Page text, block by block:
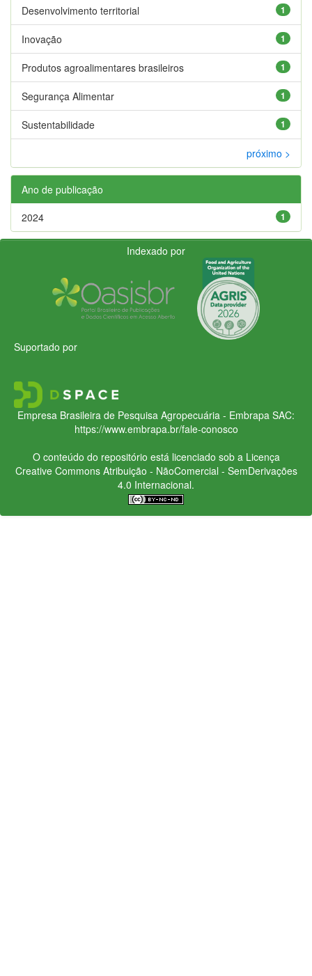
1
Desenvolvimento territorial
1
Inovação
1
Produtos agroalimentares brasileiros
1
Segurança Alimentar
1
Sustentabilidade
próximo >
Ano de publicação
1
2024
Indexado por
Suportado por
Empresa Brasileira de Pesquisa Agropecuária - Embrapa SAC:
https://www.embrapa.br/fale-conosco
O conteúdo do repositório está licenciado sob a Licença
Creative CommonsAtribuição - NãoComercial - SemDerivações
4.0 Internacional.